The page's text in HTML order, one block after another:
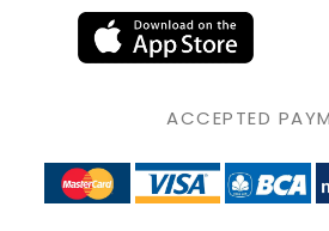
ACCEPTED